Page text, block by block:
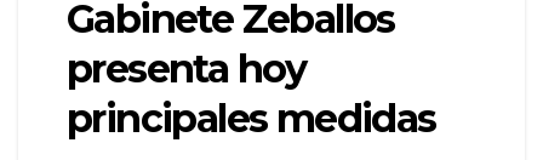
Gabinete Zeballos
presenta hoy
principales medidas